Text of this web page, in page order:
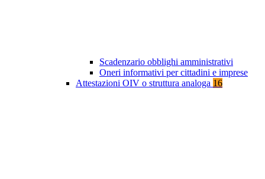
Scadenzario obblighi amministrativi
Oneri informativi per cittadini e imprese
Attestazioni OIV o struttura analoga 16